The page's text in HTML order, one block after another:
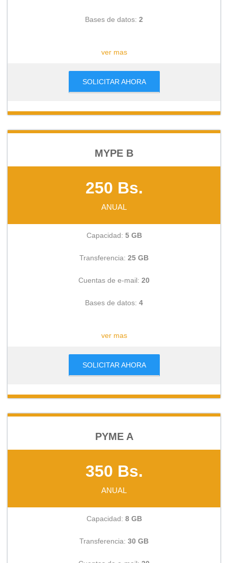
Bases de datos: 2
ver mas
SOLICITAR AHORA
MYPE B
250 Bs.
ANUAL
Capacidad: 5 GB
Transferencia: 25 GB
Cuentas de e-mail: 20
Bases de datos: 4
ver mas
SOLICITAR AHORA
PYME A
350 Bs.
ANUAL
Capacidad: 8 GB
Transferencia: 30 GB